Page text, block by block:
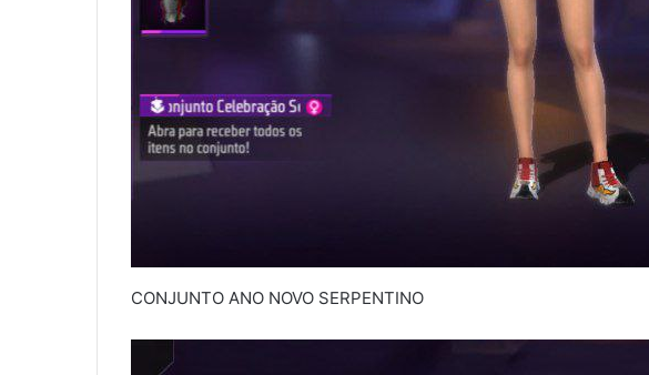
CONJUNTO ANO NOVO SERPENTINO